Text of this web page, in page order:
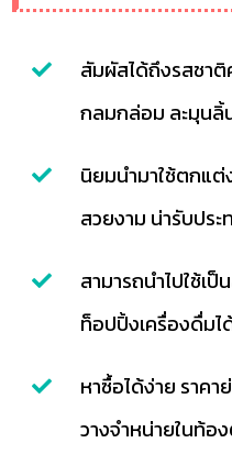
สัมผัสได้ถึงรสชาติ
กลมกล่อม ละมุนลิ้
นิยมนำมาใช้ตกแ
สวยงาม น่ารับปร
สามารถนำไปใช้เ
ท็อปปิ้งเครื่องดื่มไ
หาซื้อได้ง่าย ราค
วางจำหน่ายในท้อ